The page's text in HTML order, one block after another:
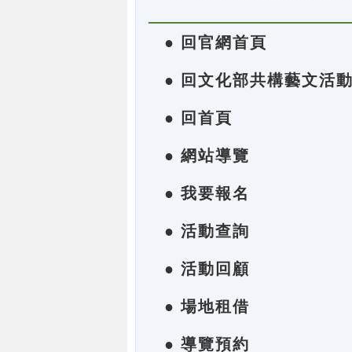
● 回官網首頁
● 回文化部共構藝文活
● 回首頁
● 網站導覽
● 我要報名
● 活動查詢
● 活動回顧
● 場地租借
● 導覽預約